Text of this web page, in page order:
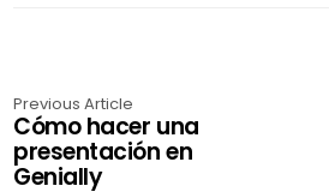
Previous Article
Cómo hacer una
presentación en
Genially